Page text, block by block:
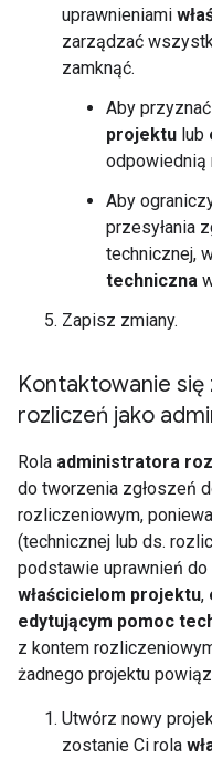
uprawnieniami
zarządzać
zamknąć.
Aby
projektu lub
odpowiednią
Aby
przesyłania
technicznej,
techniczna
Zapisz zmiany.
Kontaktowanie się
rozliczeń jako
Rola administratora
do tworzenia zgłoszeń
rozliczeniowym,
(technicznej lub ds.
podstawie uprawnień
właścicielom projektu,
edytującym pomoc
z kontem
żadnego projektu
Utwórz nowy
zostanie Ci rola